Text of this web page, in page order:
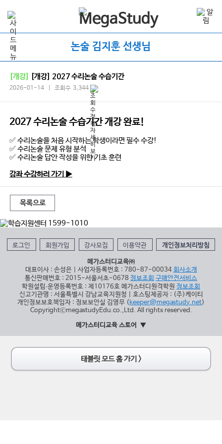
논술 김지훈 선생님
[개강] [개강] 2027 수리논술 수습기간
2026-01-14 | 조회수 3,344
2027 수리논술 수습기간 개강 완료!
✅ 수리논술을 처음 시작하는 학생이라면 필수 수강!
✅ 수리논술 문제 유형 분석
✅ 수리논술 답안 작성을 위한 기초 훈련
강좌 수강하러 가기 ▶
목록으로
로그인 회원가입 강사모집 이용약관 개인정보처리방침
메가스터디교육㈜
대표이사 : 손성은 | 사업자등록번호 : 780-87-00034 회사소개
통신판매번호 : 2015-서울서초-0678 정보조회 구매안전서비스
학원설립∙운영등록번호 : 제10176호 메가스터디원격학원 정보조회
신고기관명 : 서울특별시 강남교육지원청 | 호스팅제공자 : (주)케이티
개인정보보호책임자 : 정보보안실 김영무 (keeper@megastudy.net)
CopyrightⓒmegastudyEdu.co.,Ltd. All rights reserved.
메가스터디교육 스토어
태블릿 모드 홈 가기 >